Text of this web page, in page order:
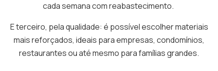
cada semana com reabastecimento.
E terceiro, pela qualidade: é possível escolher materiais
mais reforçados, ideais para empresas, condomínios,
restaurantes ou até mesmo para famílias grandes.